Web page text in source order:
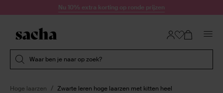
Doorgaan naar artikelNu 10% extra korting op ronde prijzen
Waar ben je naar op zoek?
Hoge laarzen Zwarte leren hoge laarzen met kitten heel